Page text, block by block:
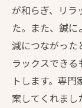
が和らぎ、リラ
た。また、鍼
減につながった
ラックスでき
トします。専
案してくれまし